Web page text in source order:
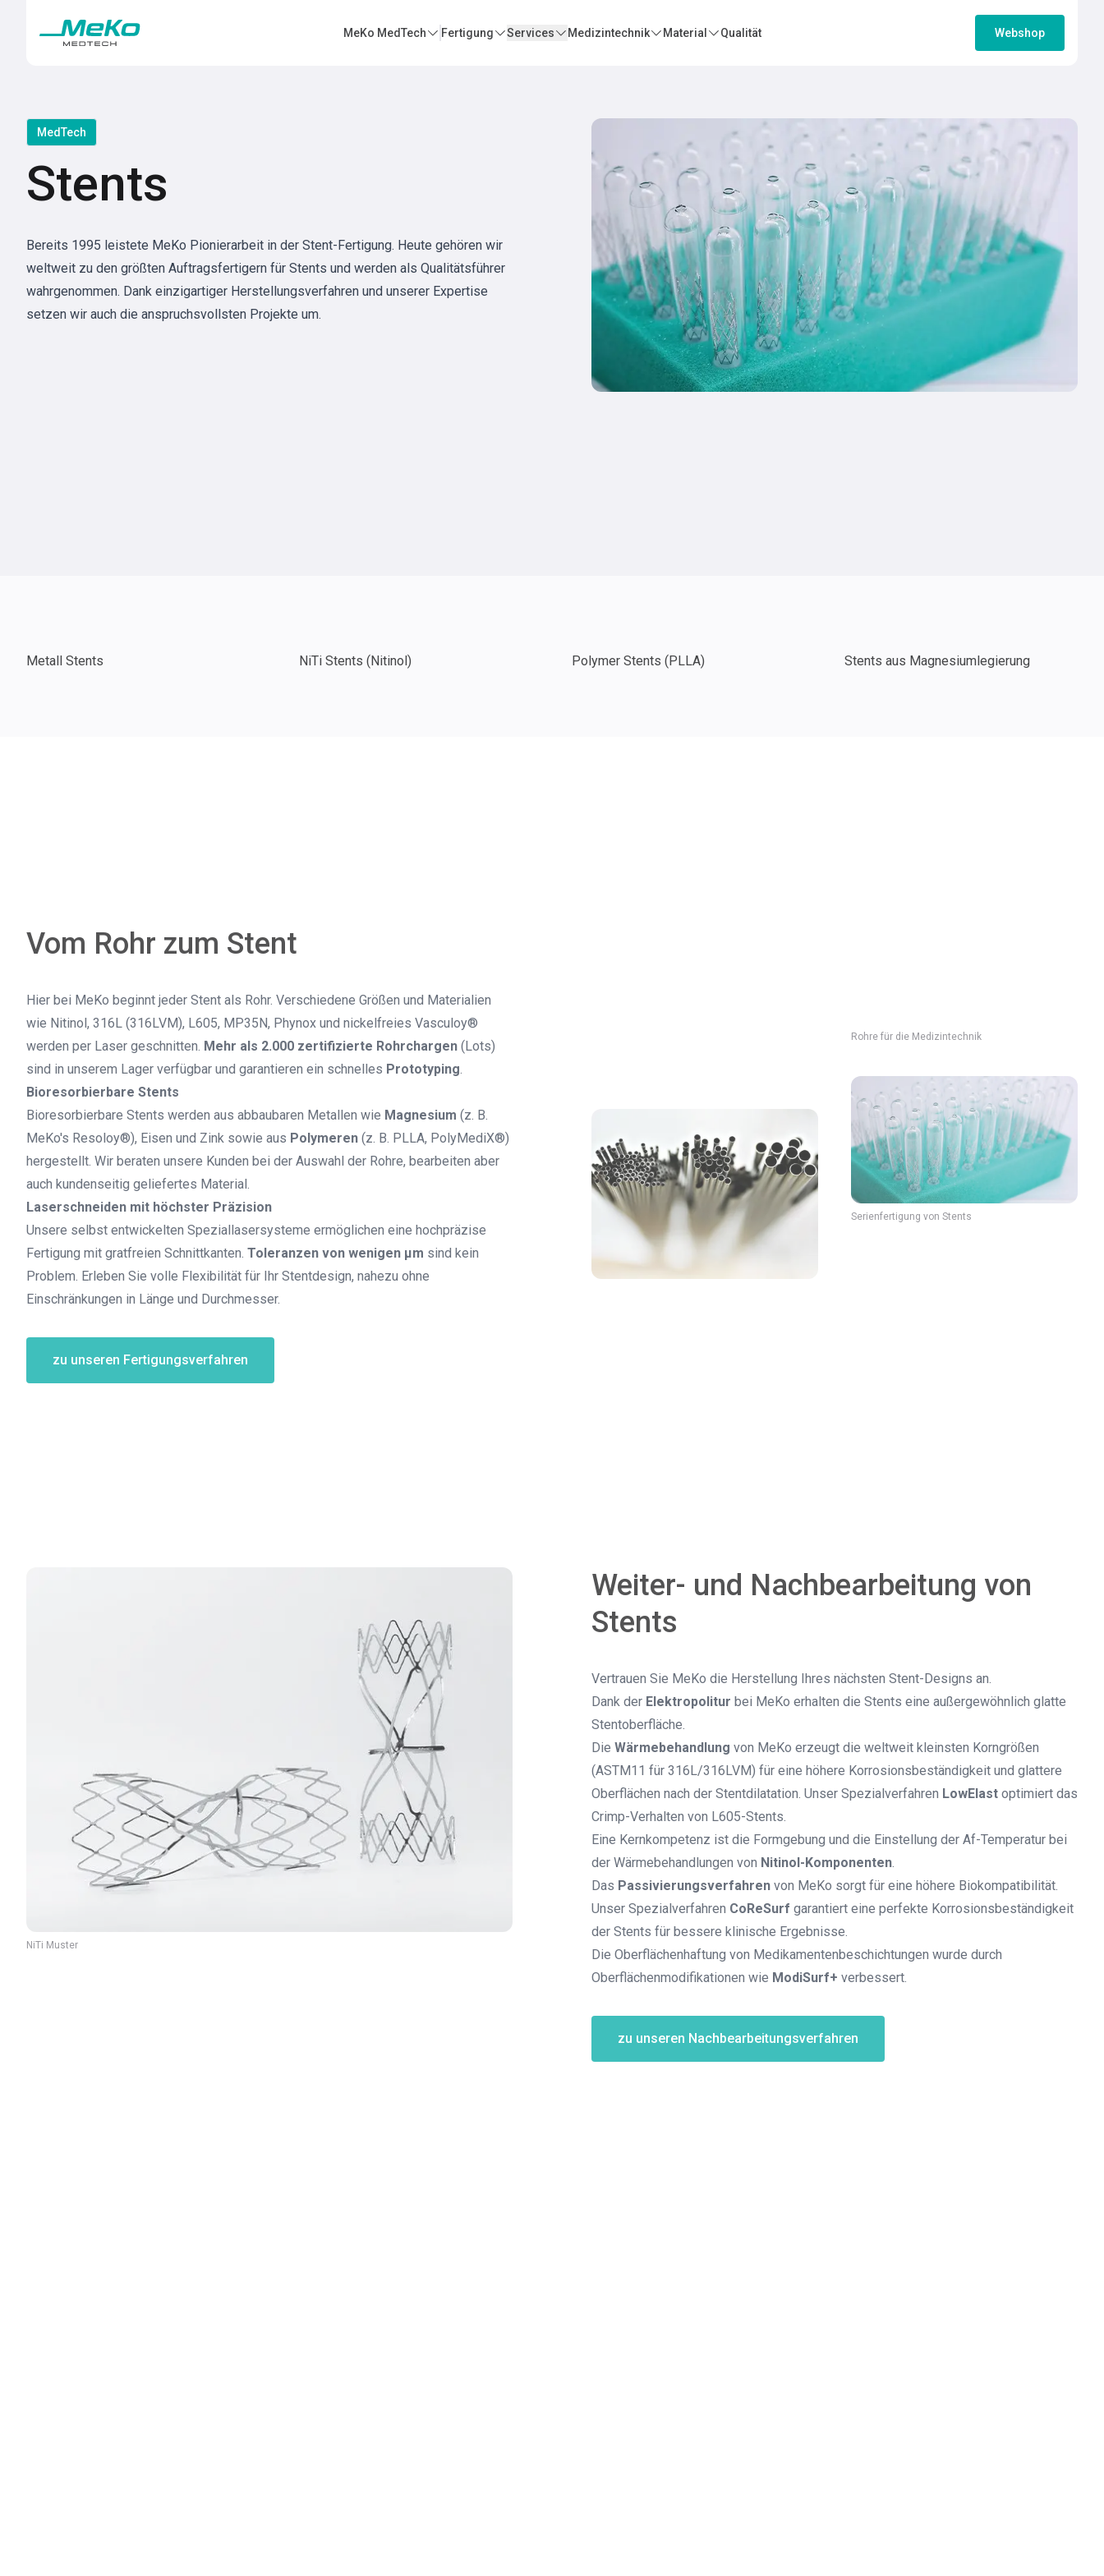
MeKo MedTech Fertigung Services Medizintechnik Material Qualität Webshop
MedTech
Stents
Bereits 1995 leistete MeKo Pionierarbeit in der Stent-Fertigung. Heute gehören wir
weltweit zu den größten Auftragsfertigern für Stents und werden als Qualitätsführer
wahrgenommen. Dank einzigartiger Herstellungsverfahren und unserer Expertise
setzen wir auch die anspruchsvollsten Projekte um.
Metall Stents NiTi Stents (Nitinol) Polymer Stents (PLLA) Stents aus Magnesiumlegierung
Vom Rohr zum Stent
Hier bei MeKo beginnt jeder Stent als Rohr. Verschiedene Größen und Materialien
wie Nitinol, 316L (316LVM), L605, MP35N, Phynox und nickelfreies Vasculoy®
werden per Laser geschnitten. Mehr als 2.000 zertifizierte Rohrchargen (Lots)
sind in unserem Lager verfügbar und garantieren ein schnelles Prototyping.
Bioresorbierbare Stents
Bioresorbierbare Stents werden aus abbaubaren Metallen wie Magnesium (z. B.
MeKo's Resoloy®), Eisen und Zink sowie aus Polymeren (z. B. PLLA, PolyMediX®)
hergestellt. Wir beraten unsere Kunden bei der Auswahl der Rohre, bearbeiten aber
auch kundenseitig geliefertes Material.
Laserschneiden mit höchster Präzision
Unsere selbst entwickelten Speziallasersysteme ermöglichen eine hochpräzise
Fertigung mit gratfreien Schnittkanten. Toleranzen von wenigen µm sind kein
Problem. Erleben Sie volle Flexibilität für Ihr Stentdesign, nahezu ohne
Einschränkungen in Länge und Durchmesser.
zu unseren Fertigungsverfahren
Rohre für die Medizintechnik
Serienfertigung von Stents
NiTi Muster
Weiter- und Nachbearbeitung von
Stents
Vertrauen Sie MeKo die Herstellung Ihres nächsten Stent-Designs an.
Dank der Elektropolitur bei MeKo erhalten die Stents eine außergewöhnlich glatte
Stentoberfläche.
Die Wärmebehandlung von MeKo erzeugt die weltweit kleinsten Korngrößen
(ASTM11 für 316L/316LVM) für eine höhere Korrosionsbeständigkeit und glattere
Oberflächen nach der Stentdilatation. Unser Spezialverfahren LowElast optimiert das
Crimp-Verhalten von L605-Stents.
Eine Kernkompetenz ist die Formgebung und die Einstellung der Af-Temperatur bei
der Wärmebehandlungen von Nitinol-Komponenten.
Das Passivierungsverfahren von MeKo sorgt für eine höhere Biokompatibilität.
Unser Spezialverfahren CoReSurf garantiert eine perfekte Korrosionsbeständigkeit
der Stents für bessere klinische Ergebnisse.
Die Oberflächenhaftung von Medikamentenbeschichtungen wurde durch
Oberflächenmodifikationen wie ModiSurf+ verbessert.
zu unseren Nachbearbeitungsverfahren